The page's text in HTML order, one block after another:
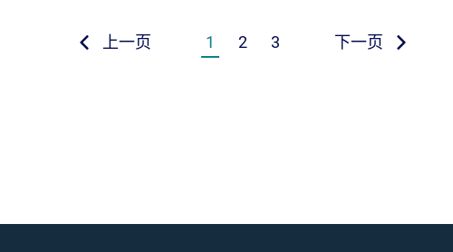
上一页 1 2 3 下一页